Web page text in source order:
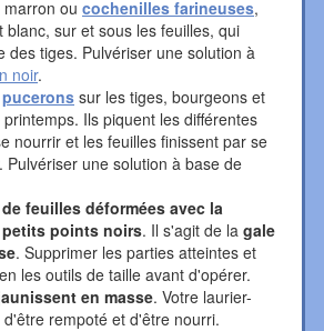
ou cochenilles farineuses,
blanc, sur et sous les feuilles, qui
des tiges. Pulvériser une solution à
noir.
pucerons sur les tiges, bourgeons et
Ils piquent les différentes
nourrir et les feuilles finissent par se
Pulvériser une solution à base de
feuilles déformées avec la
points noirs. Il s'agit de la gale
. Supprimer les parties atteintes et
les outils de taille avant d'opérer.
en masse. Votre laurier-
rempoté et d'être nourri.